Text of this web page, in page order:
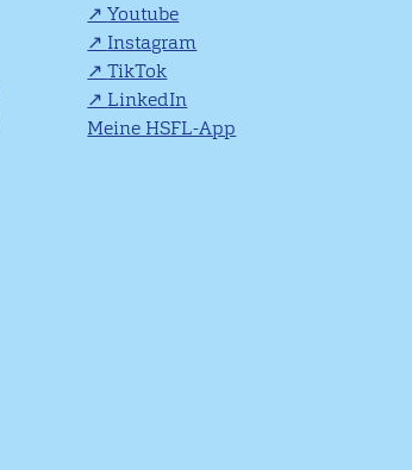
Youtube
Instagram
TikTok
LinkedIn
Meine HSFL-App